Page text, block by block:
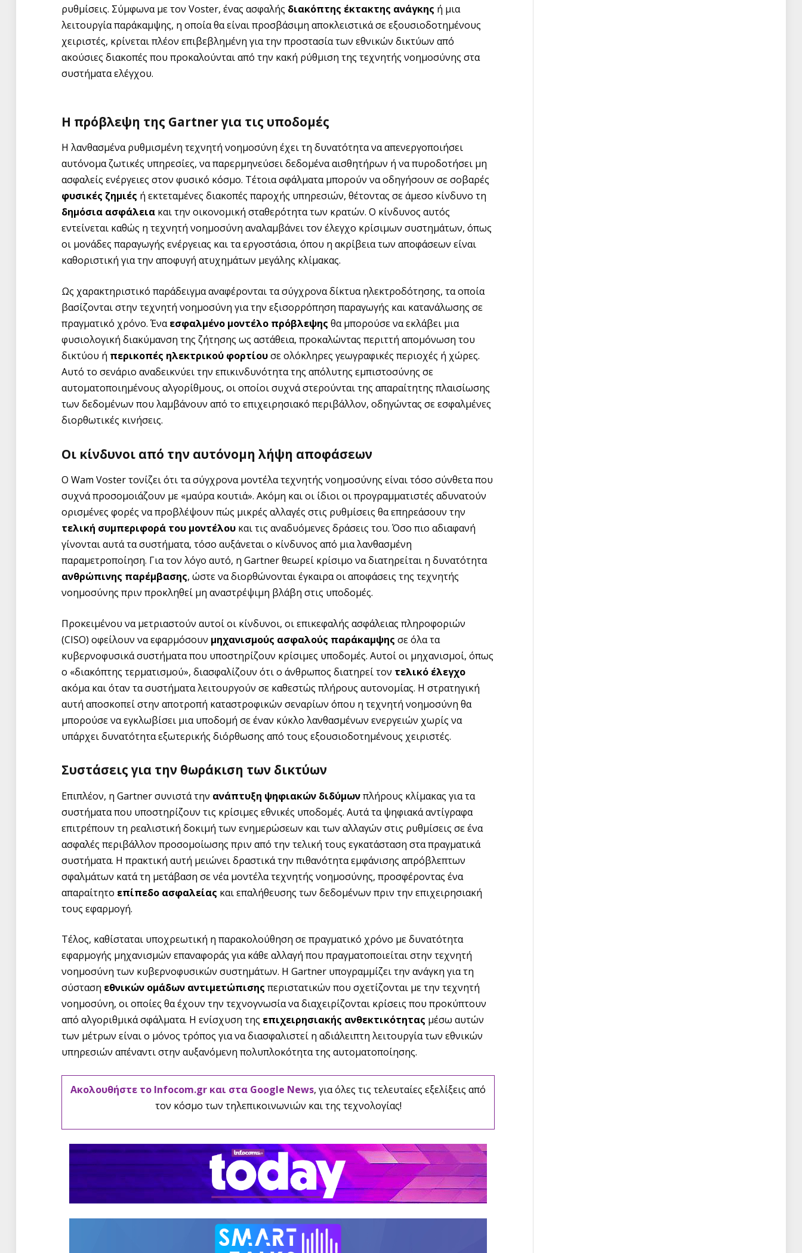
ρυθμίσεις. Σύμφωνα με τον Voster, ένας ασφαλής διακόπτης έκτακτης ανάγκης ή μια
λειτουργία παράκαμψης, η οποία θα είναι προσβάσιμη αποκλειστικά σε εξουσιοδοτημένους
χειριστές, κρίνεται πλέον επιβεβλημένη για την προστασία των εθνικών δικτύων από
ακούσιες διακοπές που προκαλούνται από την κακή ρύθμιση της τεχνητής νοημοσύνης στα
συστήματα ελέγχου.
Η πρόβλεψη της Gartner για τις υποδομές
Η λανθασμένα ρυθμισμένη τεχνητή νοημοσύνη έχει τη δυνατότητα να απενεργοποιήσει
αυτόνομα ζωτικές υπηρεσίες, να παρερμηνεύσει δεδομένα αισθητήρων ή να πυροδοτήσει μη
ασφαλείς ενέργειες στον φυσικό κόσμο. Τέτοια σφάλματα μπορούν να οδηγήσουν σε σοβαρές
φυσικές ζημιές ή εκτεταμένες διακοπές παροχής υπηρεσιών, θέτοντας σε άμεσο κίνδυνο τη
δημόσια ασφάλεια και την οικονομική σταθερότητα των κρατών. Ο κίνδυνος αυτός
εντείνεται καθώς η τεχνητή νοημοσύνη αναλαμβάνει τον έλεγχο κρίσιμων συστημάτων, όπως
οι μονάδες παραγωγής ενέργειας και τα εργοστάσια, όπου η ακρίβεια των αποφάσεων είναι
καθοριστική για την αποφυγή ατυχημάτων μεγάλης κλίμακας.
Ως χαρακτηριστικό παράδειγμα αναφέρονται τα σύγχρονα δίκτυα ηλεκτροδότησης, τα οποία
βασίζονται στην τεχνητή νοημοσύνη για την εξισορρόπηση παραγωγής και κατανάλωσης σε
πραγματικό χρόνο. Έναεσφαλμένο μοντέλο πρόβλεψης θα μπορούσε να εκλάβει μια
φυσιολογική διακύμανση της ζήτησης ως αστάθεια, προκαλώντας περιττή απομόνωση του
δικτύου ή περικοπές ηλεκτρικού φορτίουσε ολόκληρες γεωγραφικές περιοχές ή χώρες.
Αυτό το σενάριο αναδεικνύει την επικινδυνότητα της απόλυτης εμπιστοσύνης σε
αυτοματοποιημένους αλγορίθμους, οι οποίοι συχνά στερούνται της απαραίτητης πλαισίωσης
των δεδομένων που λαμβάνουν από το επιχειρησιακό περιβάλλον, οδηγώντας σε εσφαλμένες
διορθωτικές κινήσεις.
Οι κίνδυνοι από την αυτόνομη λήψη αποφάσεων
Ο Wam Voster τονίζει ότι τα σύγχρονα μοντέλα τεχνητής νοημοσύνης είναι τόσο σύνθετα που
συχνά προσομοιάζουν με «μαύρα κουτιά». Ακόμη και οι ίδιοι οι προγραμματιστές αδυνατούν
ορισμένες φορές να προβλέψουν πώς μικρές αλλαγές στις ρυθμίσεις θα επηρεάσουν την
τελική συμπεριφορά του μοντέλου και τις αναδυόμενες δράσεις του. Όσο πιο αδιαφανή
γίνονται αυτά τα συστήματα, τόσο αυξάνεται ο κίνδυνος από μια λανθασμένη
παραμετροποίηση. Για τον λόγο αυτό, η Gartner θεωρεί κρίσιμο να διατηρείται η δυνατότητα
ανθρώπινης παρέμβασης, ώστε να διορθώνονται έγκαιρα οι αποφάσεις της τεχνητής
νοημοσύνης πριν προκληθεί μη αναστρέψιμη βλάβη στις υποδομές.
Προκειμένου να μετριαστούν αυτοί οι κίνδυνοι, οι επικεφαλής ασφάλειας πληροφοριών
(CISO) οφείλουν να εφαρμόσουν μηχανισμούς ασφαλούς παράκαμψης σε όλα τα
κυβερνοφυσικά συστήματα που υποστηρίζουν κρίσιμες υποδομές. Αυτοί οι μηχανισμοί, όπως
ο «διακόπτης τερματισμού», διασφαλίζουν ότι ο άνθρωπος διατηρεί τον τελικό έλεγχο
ακόμα και όταν τα συστήματα λειτουργούν σε καθεστώς πλήρους αυτονομίας. Η στρατηγική
αυτή αποσκοπεί στην αποτροπή καταστροφικών σεναρίων όπου η τεχνητή νοημοσύνη θα
μπορούσε να εγκλωβίσει μια υποδομή σε έναν κύκλο λανθασμένων ενεργειών χωρίς να
υπάρχει δυνατότητα εξωτερικής διόρθωσης από τους εξουσιοδοτημένους χειριστές.
Συστάσεις για την θωράκιση των δικτύων
Επιπλέον, η Gartner συνιστά την ανάπτυξη ψηφιακών διδύμωνπλήρους κλίμακας για τα
συστήματα που υποστηρίζουν τις κρίσιμες εθνικές υποδομές. Αυτά τα ψηφιακά αντίγραφα
επιτρέπουν τη ρεαλιστική δοκιμή των ενημερώσεων και των αλλαγών στις ρυθμίσεις σε ένα
ασφαλές περιβάλλον προσομοίωσης πριν από την τελική τους εγκατάσταση στα πραγματικά
συστήματα. Η πρακτική αυτή μειώνει δραστικά την πιθανότητα εμφάνισης απρόβλεπτων
σφαλμάτων κατά τη μετάβαση σε νέα μοντέλα τεχνητής νοημοσύνης, προσφέροντας ένα
απαραίτητο επίπεδο ασφαλείας και επαλήθευσης των δεδομένων πριν την επιχειρησιακή
τους εφαρμογή.
Τέλος, καθίσταται υποχρεωτική η παρακολούθηση σε πραγματικό χρόνο με δυνατότητα
εφαρμογής μηχανισμών επαναφοράς για κάθε αλλαγή που πραγματοποιείται στην τεχνητή
νοημοσύνη των κυβερνοφυσικών συστημάτων. Η Gartner υπογραμμίζει την ανάγκη για τη
σύσταση εθνικών ομάδων αντιμετώπισης περιστατικών που σχετίζονται με την τεχνητή
νοημοσύνη, οι οποίες θα έχουν την τεχνογνωσία να διαχειρίζονται κρίσεις που προκύπτουν
από αλγοριθμικά σφάλματα. Η ενίσχυση της επιχειρησιακής ανθεκτικότητας μέσω αυτών
των μέτρων είναι ο μόνος τρόπος για να διασφαλιστεί η αδιάλειπτη λειτουργία των εθνικών
υπηρεσιών απέναντι στην αυξανόμενη πολυπλοκότητα της αυτοματοποίησης.
Ακολουθήστε το Infocom.gr και στα Google News, για όλες τις τελευταίες εξελίξεις από
τον κόσμο των τηλεπικοινωνιών και της τεχνολογίας!